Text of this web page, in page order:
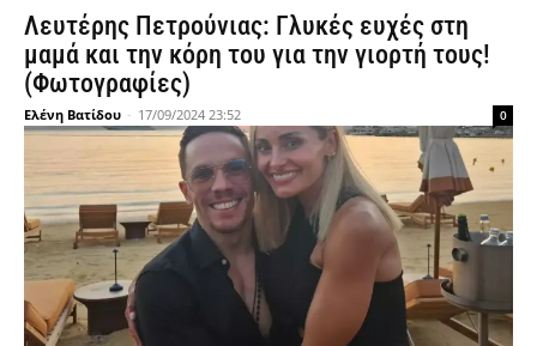
Λευτέρης Πετρούνιας: Γλυκές ευχές στη
μαμά και την κόρη του για την γιορτή τους!
(Φωτογραφίες)
Ελένη Βατίδου - 17/09/2024 23:52 0